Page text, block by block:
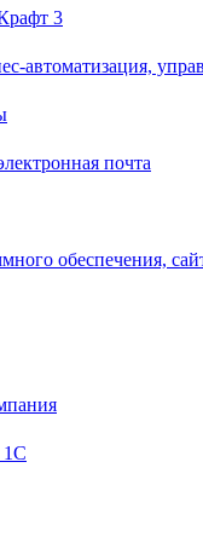
3
автоматизация,
почта
обеспечения,
1С